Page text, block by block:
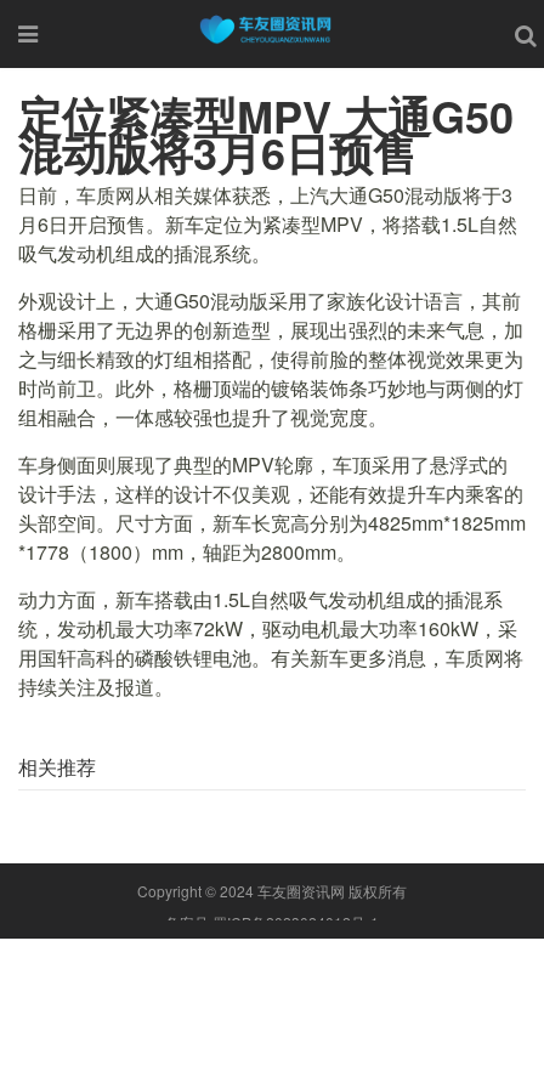
定位紧凑型MPV 大通G50
混动版将3月6日预售
日前，车质网从相关媒体获悉，上汽大通G50混动版将于3
月6日开启预售。新车定位为紧凑型MPV，将搭载1.5L自然
吸气发动机组成的插混系统。
外观设计上，大通G50混动版采用了家族化设计语言，其前
格栅采用了无边界的创新造型，展现出强烈的未来气息，加
之与细长精致的灯组相搭配，使得前脸的整体视觉效果更为
时尚前卫。此外，格栅顶端的镀铬装饰条巧妙地与两侧的灯
组相融合，一体感较强也提升了视觉宽度。
车身侧面则展现了典型的MPV轮廓，车顶采用了悬浮式的
设计手法，这样的设计不仅美观，还能有效提升车内乘客的
头部空间。尺寸方面，新车长宽高分别为4825mm*1825mm
*1778（1800）mm，轴距为2800mm。
动力方面，新车搭载由1.5L自然吸气发动机组成的插混系
统，发动机最大功率72kW，驱动电机最大功率160kW，采
用国轩高科的磷酸铁锂电池。有关新车更多消息，车质网将
持续关注及报道。
相关推荐
Copyright © 2024 车友圈资讯网 版权所有
备案号:蜀ICP备2023024012号-1